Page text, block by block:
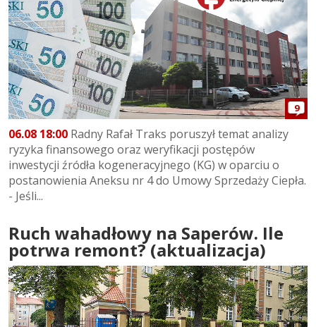
9
06.08 18:00 Radny Rafał Traks poruszył temat analizy
ryzyka finansowego oraz weryfikacji postępów
inwestycji źródła kogeneracyjnego (KG) w oparciu o
postanowienia Aneksu nr 4 do Umowy Sprzedaży Ciepła.
- Jeśli...
Ruch wahadłowy na Saperów. Ile
potrwa remont? (aktualizacja)